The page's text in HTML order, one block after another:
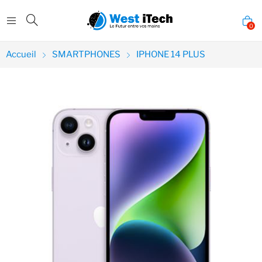
0
Accueil SMARTPHONES IPHONE 14 PLUS